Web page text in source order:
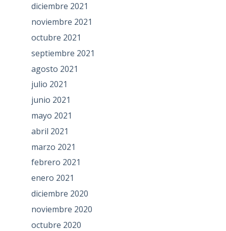
diciembre 2021
noviembre 2021
octubre 2021
septiembre 2021
agosto 2021
julio 2021
junio 2021
mayo 2021
abril 2021
marzo 2021
febrero 2021
enero 2021
diciembre 2020
noviembre 2020
octubre 2020